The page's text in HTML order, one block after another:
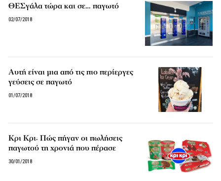
ΘΕΣγάλα τώρα και σε… παγωτό
02/07/2018
Αυτή είναι μια από τις πιο περίεργες
γεύσεις σε παγωτό
01/07/2018
Κρι Κρι: Πώς πήγαν οι πωλήσεις
παγωτού τη χρονιά που πέρασε
30/01/2018